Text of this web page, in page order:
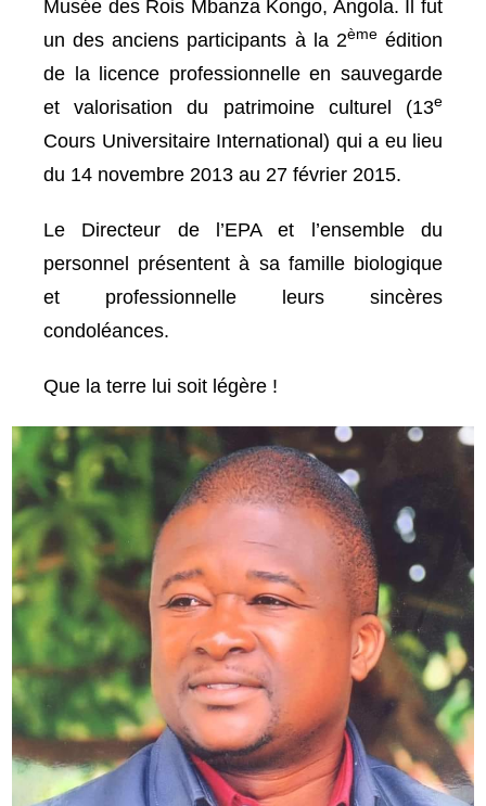
Musée des Rois Mbanza Kongo, Angola. Il fut
un des anciens participants à la 2èmeédition
de la licence professionnelle en sauvegarde
et valorisation du patrimoine culturel (13e
Cours Universitaire International) qui a eu lieu
du 14 novembre 2013 au 27 février 2015.
Le Directeur de l’EPA et l’ensemble du
personnel présentent à sa famille biologique
et professionnelle leurs sincères
condoléances.
Que la terre lui soit légère !